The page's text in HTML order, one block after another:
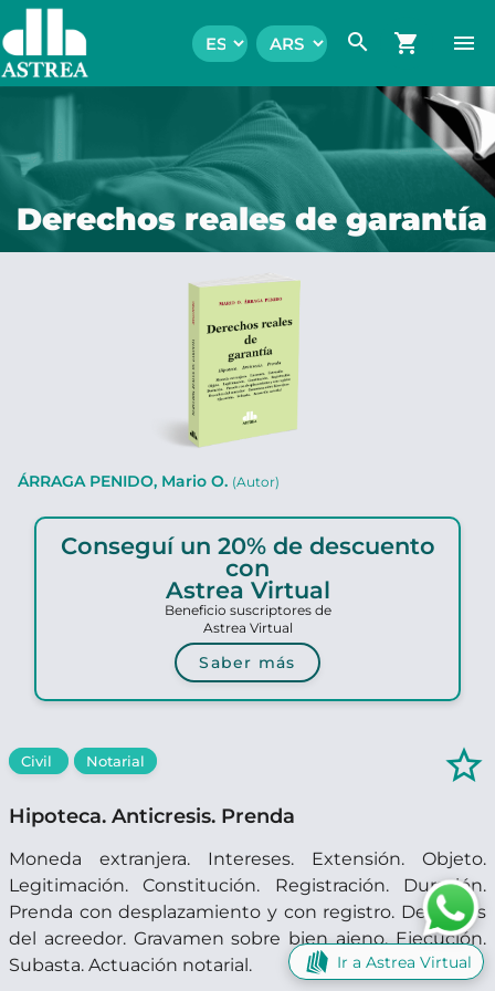
search shopping_cart menu
Derechos reales de garantía
ÁRRAGA PENIDO, Mario O. (Autor)
Conseguí un 20% de descuento
con
Astrea Virtual
Beneficio suscriptores de
Astrea Virtual
Saber más
Civil Notarial star_border
Hipoteca. Anticresis. Prenda
Moneda extranjera. Intereses. Extensión. Objeto.
Legitimación. Constitución. Registración. Duración.
Prenda con desplazamiento y con registro. Derechos
del acreedor. Gravamen sobre bien ajeno. Ejecución.
Subasta. Actuación notarial.
Ir a Astrea Virtual